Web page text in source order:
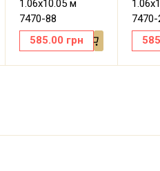
1.06х10.05 м
7470-88
585.00 грн
7470-